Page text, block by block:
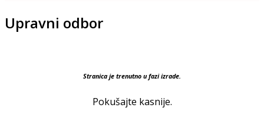
Upravni odbor
Stranica je trenutno u fazi izrade.
Pokušajte kasnije.